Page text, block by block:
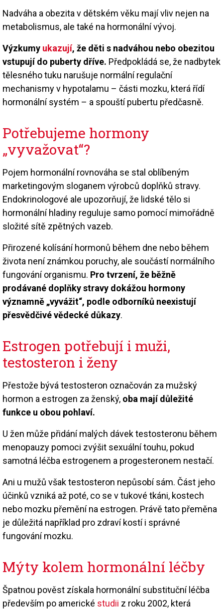
Nadváha a obezita v dětském věku mají vliv nejen na
metabolismus, ale také na hormonální vývoj.
Výzkumy ukazují, že děti s nadváhou nebo obezitou
vstupují do puberty dříve. Předpokládá se, že nadbytek
tělesného tuku narušuje normální regulační
mechanismy v hypotalamu – části mozku, která řídí
hormonální systém – a spouští pubertu předčasně.
Potřebujeme hormony
„vyvažovat“?
Pojem hormonální rovnováha se stal oblíbeným
marketingovým sloganem výrobců doplňků stravy.
Endokrinologové ale upozorňují, že lidské tělo si
hormonální hladiny reguluje samo pomocí mimořádně
složité sítě zpětných vazeb.
Přirozené kolísání hormonů během dne nebo během
života není známkou poruchy, ale součástí normálního
fungování organismu. Pro tvrzení, že běžně
prodávané doplňky stravy dokážou hormony
významně „vyvážit“, podle odborníků neexistují
přesvědčivé vědecké důkazy.
Estrogen potřebují i muži,
testosteron i ženy
Přestože bývá testosteron označován za mužský
hormon a estrogen za ženský, oba mají důležité
funkce u obou pohlaví.
U žen může přidání malých dávek testosteronu během
menopauzy pomoci zvýšit sexuální touhu, pokud
samotná léčba estrogenem a progesteronem nestačí.
Ani u mužů však testosteron nepůsobí sám. Část jeho
účinků vzniká až poté, co se v tukové tkáni, kostech
nebo mozku přemění na estrogen. Právě tato přeměna
je důležitá například pro zdraví kostí i správné
fungování mozku.
Mýty kolem hormonální léčby
Špatnou pověst získala hormonální substituční léčba
především po americké studii z roku 2002, která